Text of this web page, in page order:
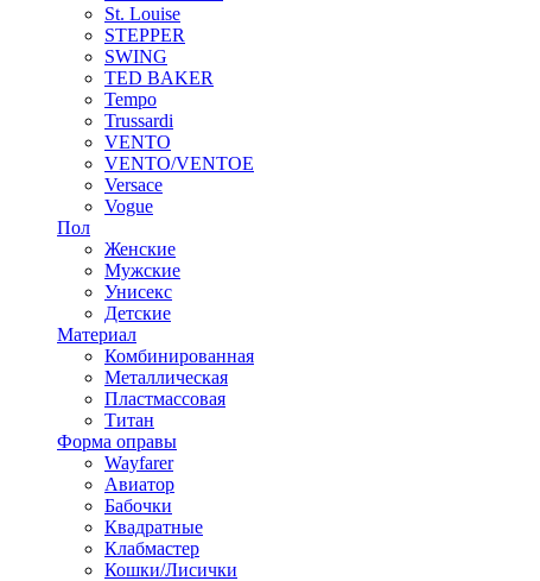
St. Louise
STEPPER
SWING
TED BAKER
Tempo
Trussardi
VENTO
VENTO/VENTOE
Versace
Vogue
Пол
Женские
Мужские
Унисекс
Детские
Материал
Комбинированная
Металлическая
Пластмассовая
Титан
Форма оправы
Wayfarer
Авиатор
Бабочки
Квадратные
Клабмастер
Кошки/Лисички